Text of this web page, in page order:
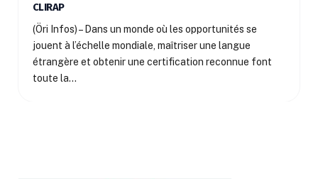
CLIRAP
(Öri Infos) – Dans un monde où les opportunités se
jouent à l’échelle mondiale, maîtriser une langue
étrangère et obtenir une certification reconnue font
toute la…